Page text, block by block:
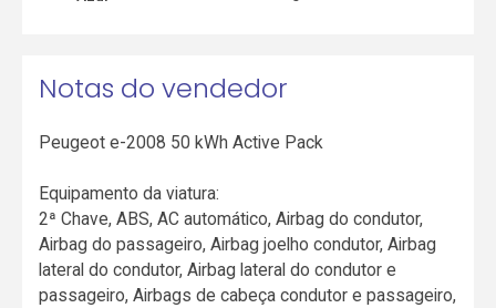
Notas do vendedor
Peugeot e-2008 50 kWh Active Pack
Equipamento da viatura:
2ª Chave, ABS, AC automático, Airbag do condutor,
Airbag do passageiro, Airbag joelho condutor, Airbag
lateral do condutor, Airbag lateral do condutor e
passageiro, Airbags de cabeça condutor e passageiro,